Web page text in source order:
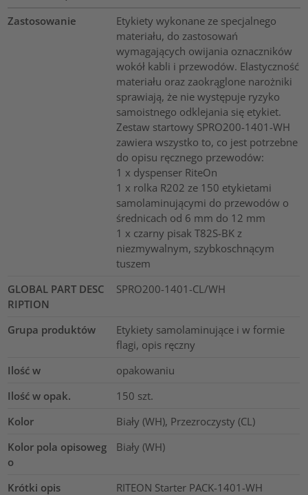
Zastosowanie
Etykiety wykonane ze specjalnego
materiału, do zastosowań
wymagających owijania oznaczników
wokół kabli i przewodów. Elastyczność
materiału oraz zaokrąglone narożniki
sprawiają, że nie występuje ryzyko
samoistnego odklejania się etykiet.
Zestaw startowy SPRO200-1401-WH
zawiera wszystko to, co jest potrzebne
do opisu ręcznego przewodów:
1 x dyspenser RiteOn
1 x rolka R202 ze 150 etykietami
samolaminującymi do przewodów o
średnicach od 6 mm do 12 mm
1 x czarny pisak T82S-BK z
niezmywalnym, szybkoschnącym
tuszem
GLOBAL PART DESC
RIPTION
SPRO200-1401-CL/WH
Grupa produktów
Etykiety samolaminujące i w formie
flagi, opis ręczny
Ilość w
opakowaniu
Ilość w opak.
150 szt.
Kolor
Biały (WH), Przezroczysty (CL)
Kolor pola opisoweg
o
Biały (WH)
Krótki opis
RITEON Starter PACK-1401-WH